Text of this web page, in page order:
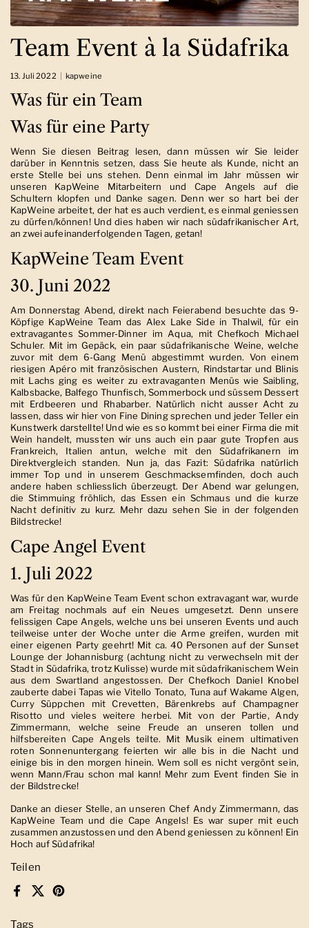
Team Event à la Südafrika
13. Juli 2022 kapweine
Teilen
Facebook
X (Twitter)Pinterest
Tags
Was für ein Team
Was für eine Party
Wenn Sie diesen Beitrag lesen, dann müssen wir Sie leider
darüber in Kenntnis setzen, dass Sie heute als Kunde, nicht an
erste Stelle bei uns stehen. Denn einmal im Jahr müssen wir
unseren KapWeine Mitarbeitern und Cape Angels auf die
Schultern klopfen und Danke sagen. Denn wer so hart bei der
KapWeine arbeitet, der hat es auch verdient, es einmal geniessen
zu dürfen/können! Und dies haben wir nach südafrikanischer Art,
an zwei aufeinanderfolgenden Tagen, getan!
KapWeine Team Event
30. Juni 2022
Am Donnerstag Abend, direkt nach Feierabend besuchte das 9-
Köpfige KapWeine Team das Alex Lake Side in Thalwil, für ein
extravagantes Sommer-Dinner im Aqua, mit Chefkoch Michael
Schuler. Mit im Gepäck, ein paar südafrikanische Weine, welche
zuvor mit dem 6-Gang Menü abgestimmt wurden. Von einem
riesigen Apéro mit französischen Austern, Rindstartar und Blinis
mit Lachs ging es weiter zu extravaganten Menüs wie Saibling,
Kalbsbacke, Balfego Thunfisch, Sommerbock und süssem Dessert
mit Erdbeeren und Rhabarber. Natürlich nicht ausser Acht zu
lassen, dass wir hier von Fine Dining sprechen und jeder Teller ein
Kunstwerk darstellte! Und wie es so kommt bei einer Firma die mit
Wein handelt, mussten wir uns auch ein paar gute Tropfen aus
Frankreich, Italien antun, welche mit den Südafrikanern im
Direktvergleich standen. Nun ja, das Fazit: Südafrika natürlich
immer Top und in unserem Geschmacksemfinden, doch auch
andere haben schliesslich überzeugt. Der Abend war gelungen,
die Stimmuing fröhlich, das Essen ein Schmaus und die kurze
Nacht definitiv zu kurz. Mehr dazu sehen Sie in der folgenden
Bildstrecke!
Cape Angel Event
1. Juli 2022
Was für den KapWeine Team Event schon extravagant war, wurde
am Freitag nochmals auf ein Neues umgesetzt. Denn unsere
felissigen Cape Angels, welche uns bei unseren Events und auch
teilweise unter der Woche unter die Arme greifen, wurden mit
einer eigenen Party geehrt! Mit ca. 40 Personen auf der Sunset
Lounge der Johannisburg (achtung nicht zu verwechseln mit der
Stadt in Südafrika, trotz Kulisse) wurde mit südafrikanischem Wein
aus dem Swartland angestossen. Der Chefkoch Daniel Knobel
zauberte dabei Tapas wie Vitello Tonato, Tuna auf Wakame Algen,
Curry Süppchen mit Crevetten, Bärenkrebs auf Champagner
Risotto und vieles weitere herbei. Mit von der Partie, Andy
Zimmermann, welche seine Freude an unseren tollen und
hilfsbereiten Cape Angels teilte. Mit Musik einem ultimativen
roten Sonnenuntergang feierten wir alle bis in die Nacht und
einige bis in den morgen hinein. Wem soll es nicht vergönt sein,
wenn Mann/Frau schon mal kann! Mehr zum Event finden Sie in
der Bildstrecke!
Danke an dieser Stelle, an unseren Chef Andy Zimmermann, das
KapWeine Team und die Cape Angels! Es war super mit euch
zusammen anzustossen und den Abend geniessen zu können! Ein
Hoch auf Südafrika!